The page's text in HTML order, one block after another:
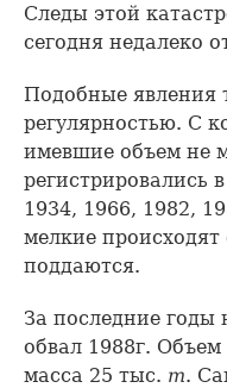
Следы этой
сегодня недалеко
Подобные явления
регулярностью. С
имевшие объем не
регистрировались
1934, 1966, 1982,
мелкие
поддаются.
За последние
обвал 1988г. Объем
масса 25 тыс. т.